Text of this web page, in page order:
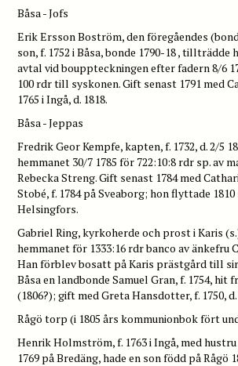
Båsa - Jofs
Erik Ersson Boström, den föregåendes
son, f. 1752 i Båsa, bonde 1790-18 ,
avtal vid bouppteckningen efter fadern 8/6
100 rdr till syskonen. Gift senast 1791 med
1765 i Ingå, d. 1818.
Båsa - Jeppas
Fredrik Geor Kempfe, kapten, f. 1732, d. 2/5
hemmanet 30/7 1785 för 722:10:8 rdr sp. av
Rebecka Streng. Gift senast 1784 med
Stobé, f. 1784 på Sveaborg; hon flyttade
Helsingfors.
Gabriel Ring, kyrkoherde och prost i Karis
hemmanet för 1333:16 rdr banco av änkefru
Han förblev bosatt på Karis prästgård till
Båsa en landbonde Samuel Gran, f. 1754, hit
(1806?); gift med Greta Hansdotter, f. 1750, d.
Rågö torp (i 1805 års kommunionbok fört
Henrik Holmström, f. 1763 i Ingå, med
1769 på Bredäng, hade en son född på Rågö